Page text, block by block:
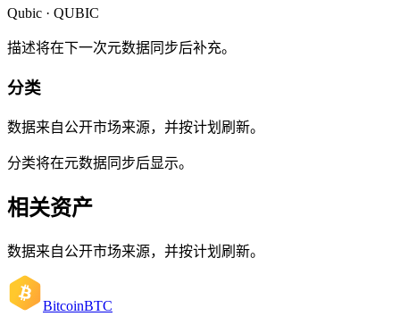
Qubic · QUBIC
描述将在下一次元数据同步后补充。
分类
数据来自公开市场来源，并按计划刷新。
分类将在元数据同步后显示。
相关资产
数据来自公开市场来源，并按计划刷新。
BitcoinBTC